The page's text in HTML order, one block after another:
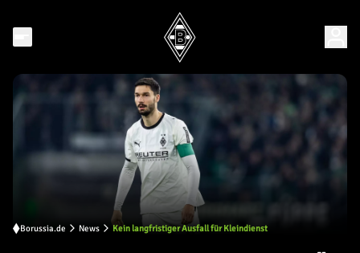
Borussia.de News Kein langfristiger Ausfall für Kleindienst